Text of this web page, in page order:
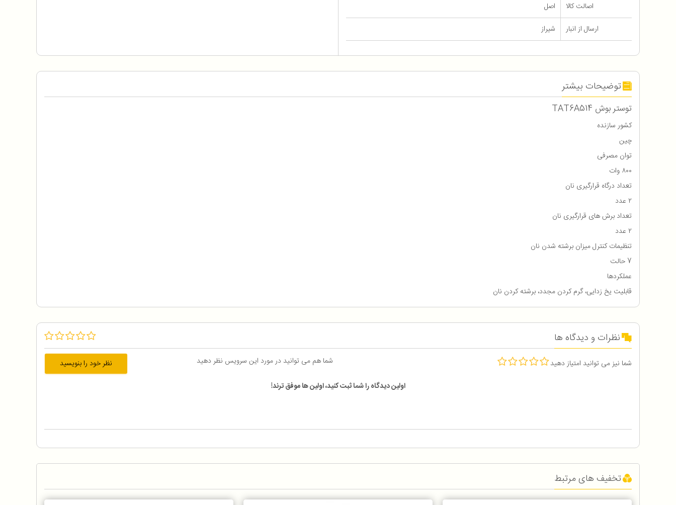
اصالت کالا
اصل
ارسال از انبار
شیراز
توضیحات بیشتر
توستر بوش TAT6A514
کشور سازنده
چین
توان مصرفی
۸۰۰ وات
تعداد درگاه قرارگیری نان
۲ عدد
تعداد برش های قرارگیری نان
۲ عدد
تنظیمات کنترل میزان برشته شدن نان
7 حالت
عملکردها
قابلیت یخ زدایی، گرم کردن مجدد، برشته کردن نان
نظرات و دیدگاه ها
شما نیز می توانید امتیاز دهید شما هم می توانید در مورد این سرویس نظر دهید
نظر خود را بنویسید
اولین دیدگاه را شما ثبت کنید، اولین ها موفق ترند!
تخفیف های مرتبط